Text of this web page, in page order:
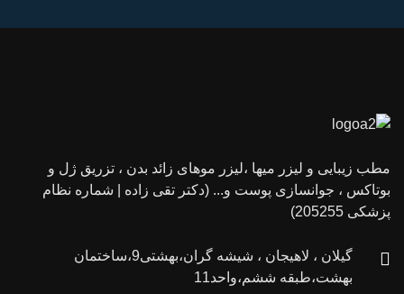
مطب زیبایی و لیزر میها ،لیزر موهای زائد بدن ، تزریق ژل و
بوتاکس ، جوانسازی پوست و... (دکتر تقی زاده | شماره نظام
پزشکی 205255)
گیلان ، لاهیجان ، شیشه گران،بهشتی9،ساختمان
بهشت،طبقه ششم،واحد11